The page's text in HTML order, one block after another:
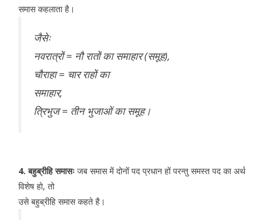
समास कहलाता है।
जैसेः
नवरात्रों = नौ रातों का समाहार (समूह),
चौराहा = चार राहों का
समाहार,
त्रिभुज = तीन भुजाओं का समूह।
4. बहुब्रीहि समासः जब समास में दोनों पद प्रधान हों परन्तु समस्त पद का अर्थ
विशेष हो, तो
उसे बहुब्रीहि समास कहते है।